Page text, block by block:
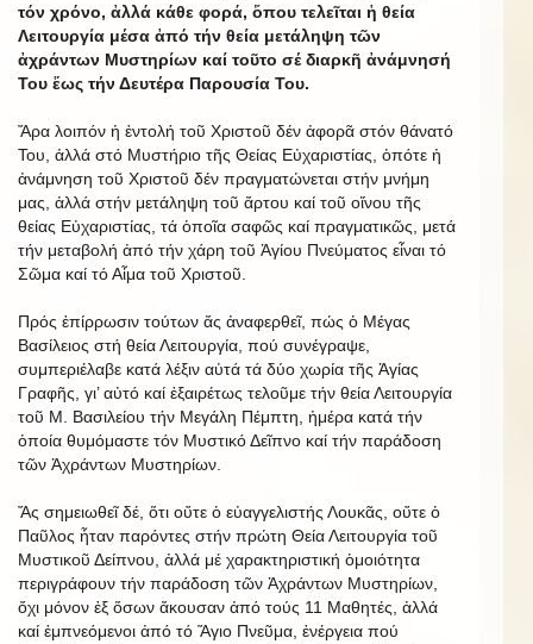
τόν χρόνο, ἀλλά κάθε φορά, ὅπου τελεῖται ἡ θεία
Λειτουργία μέσα ἀπό τήν θεία μετάληψη τῶν
ἀχράντων Μυστηρίων καί τοῦτο σέ διαρκῆ ἀνάμνησή
Του ἕως τήν Δευτέρα Παρουσία Του.
Ἄρα λοιπόν ἡ ἐντολή τοῦ Χριστοῦ δέν ἀφορᾶ στόν θάνατό
Του, ἀλλά στό Μυστήριο τῆς Θείας Εὐχαριστίας, ὁπότε ἡ
ἀνάμνηση τοῦ Χριστοῦ δέν πραγματώνεται στήν μνήμη
μας, ἀλλά στήν μετάληψη τοῦ ἄρτου καί τοῦ οἴνου τῆς
θείας Εὐχαριστίας, τά ὁποῖα σαφῶς καί πραγματικῶς, μετά
τήν μεταβολή ἀπό τήν χάρη τοῦ Ἁγίου Πνεύματος εἶναι τό
Σῶμα καί τό Αἷμα τοῦ Χριστοῦ.
Πρός ἐπίρρωσιν τούτων ἄς ἀναφερθεῖ, πώς ὁ Μέγας
Βασίλειος στή θεία Λειτουργία, πού συνέγραψε,
συμπεριέλαβε κατά λέξιν αὐτά τά δύο χωρία τῆς Ἁγίας
Γραφῆς, γι’ αὐτό καί ἐξαιρέτως τελοῦμε τήν θεία Λειτουργία
τοῦ Μ. Βασιλείου τήν Μεγάλη Πέμπτη, ἡμέρα κατά τήν
ὁποία θυμόμαστε τόν Μυστικό Δεῖπνο καί τήν παράδοση
τῶν Ἀχράντων Μυστηρίων.
Ἄς σημειωθεῖ δέ, ὅτι οὔτε ὁ εὐαγγελιστής Λουκᾶς, οὔτε ὁ
Παῦλος ἦταν παρόντες στήν πρώτη Θεία Λειτουργία τοῦ
Μυστικοῦ Δείπνου, ἀλλά μέ χαρακτηριστική ὁμοιότητα
περιγράφουν τήν παράδοση τῶν Ἀχράντων Μυστηρίων,
ὄχι μόνον ἐξ ὅσων ἄκουσαν ἀπό τούς 11 Μαθητές, ἀλλά
καί ἐμπνεόμενοι ἀπό τό Ἅγιο Πνεῦμα, ἐνέργεια πού